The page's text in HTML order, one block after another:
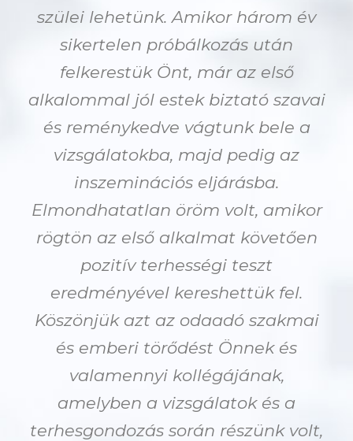
szülei lehetünk. Amikor három év
sikertelen próbálkozás után
felkerestük Önt, már az első
alkalommal jól estek biztató szavai
és reménykedve vágtunk bele a
vizsgálatokba, majd pedig az
inszeminációs eljárásba.
Elmondhatatlan öröm volt, amikor
rögtön az első alkalmat követően
pozitív terhességi teszt
eredményével kereshettük fel.
Köszönjük azt az odaadó szakmai
és emberi törődést Önnek és
valamennyi kollégájának,
amelyben a vizsgálatok és a
terhesgondozás során részünk volt,